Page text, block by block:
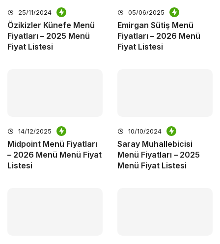
25/11/2024
Özikizler Künefe Menü
Fiyatları – 2025 Menü
Fiyat Listesi
05/06/2025
Emirgan Sütiş Menü
Fiyatları – 2026 Menü
Fiyat Listesi
14/12/2025
Midpoint Menü Fiyatları
– 2026 Menü Menü Fiyat
Listesi
10/10/2024
Saray Muhallebicisi
Menü Fiyatları – 2025
Menü Fiyat Listesi